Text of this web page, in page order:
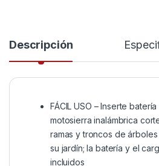
Descripción
FÁCIL USO – Inserte
motosierra inalámbrica
ramas y troncos de
su jardín; la batería y el
incluidos